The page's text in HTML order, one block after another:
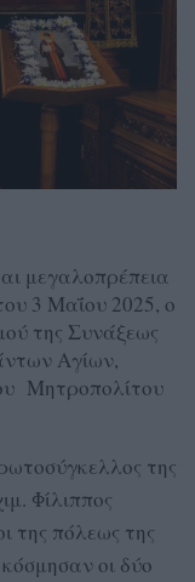
μεγαλοπρέπεια
3 Μαΐου 2025, ο
της Συνάξεως
Αγίων,
Μητροπολίτου
της
Φίλιππος
της πόλεως της
οι δύο